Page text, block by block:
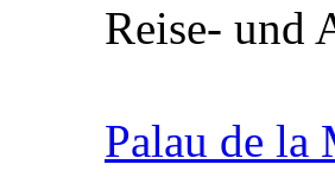
Reise- und
Palau de la